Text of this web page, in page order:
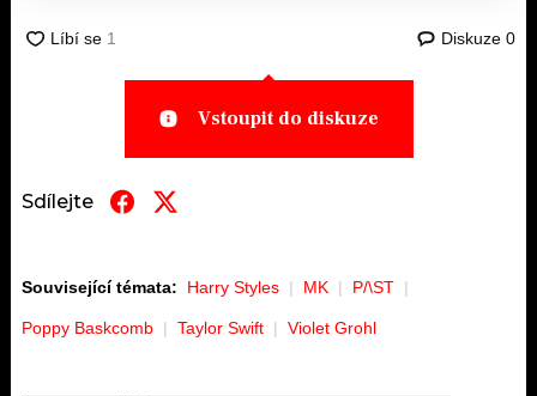
Diskuze 0
Vstoupit do diskuze
Sdílejte
Související témata: Harry Styles MK P/\ST
Poppy Baskcomb Taylor Swift Violet Grohl